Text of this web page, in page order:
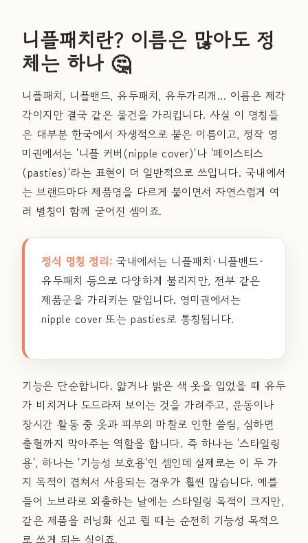
니플패치란? 이름은 많아도 정
체는 하나 🤔
니플패치, 니플밴드, 유두패치, 유두가리개... 이름은 제각
각이지만 결국 같은 물건을 가리킵니다. 사실 이 명칭들
은 대부분 한국에서 자생적으로 붙은 이름이고, 정작 영
미권에서는 '니플 커버(nipple cover)'나 '페이스티스
(pasties)'라는 표현이 더 일반적으로 쓰입니다. 국내에서
는 브랜드마다 제품명을 다르게 붙이면서 자연스럽게 여
러 별칭이 함께 굳어진 셈이죠.
정식 명칭 정리: 국내에서는 니플패치·니플밴드·
유두패치 등으로 다양하게 불리지만, 전부 같은
제품군을 가리키는 말입니다. 영미권에서는
nipple cover 또는 pasties로 통칭됩니다.
기능은 단순합니다. 얇거나 밝은 색 옷을 입었을 때 유두
가 비치거나 도드라져 보이는 것을 가려주고, 운동이나
장시간 활동 중 옷과 피부의 마찰로 인한 쓸림, 심하면
출혈까지 막아주는 역할을 합니다. 즉 하나는 '스타일링
용', 하나는 '기능성 보호용'인 셈인데 실제로는 이 두 가
지 목적이 겹쳐서 사용되는 경우가 훨씬 많습니다. 예를
들어 노브라로 외출하는 날에는 스타일링 목적이 크지만,
같은 제품을 러닝화 신고 뛸 때는 순전히 기능성 목적으
로 쓰게 되는 식이죠.